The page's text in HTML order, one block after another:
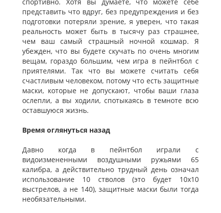
представить что вдруг, без предупреждения и без
подготовки потеряли зрение, я уверен, что такая
реальность может быть в тысячу раз страшнее,
чем ваш самый страшный ночной кошмар. Я
убежден, что вы будете скучать по очень многим
вещам, гораздо большим, чем игра в пейнтбол с
приятелями. Так что вы можете считать себя
счастливым человеком, потому что есть защитные
маски, которые не допускают, чтобы ваши глаза
ослепли, а вы ходили, спотыкаясь в темноте всю
оставшуюся жизнь.
Время оглянуться назад
Давно когда в пейнтбол играли с
видоизмененными воздушными ружьями 65
калибра, а действительно трудный день означал
использование 10 стволов (это будет 10х10
выстрелов, а не 140), защитные маски были тогда
необязательными.